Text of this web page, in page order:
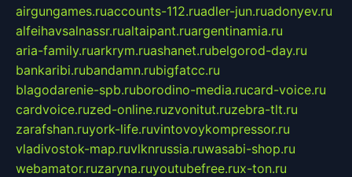
airgungames.ruaccounts-112.ruadler-jun.ruadonyev.ru
alfeihavsalnassr.rualtaipant.ruargentinamia.ru
aria-family.ruarkrym.ruashanet.rubelgorod-day.ru
bankaribi.rubandamn.rubigfatcc.ru
blagodarenie-spb.ruborodino-media.rucard-voice.ru
cardvoice.ruzed-online.ruzvonitut.ruzebra-tlt.ru
zarafshan.ruyork-life.ruvintovoykompressor.ru
vladivostok-map.ruvlknrussia.ruwasabi-shop.ru
webamator.ruzaryna.ruyoutubefree.rux-ton.ru